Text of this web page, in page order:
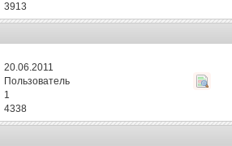
3913
20.06.2011
Пользователь
1
4338